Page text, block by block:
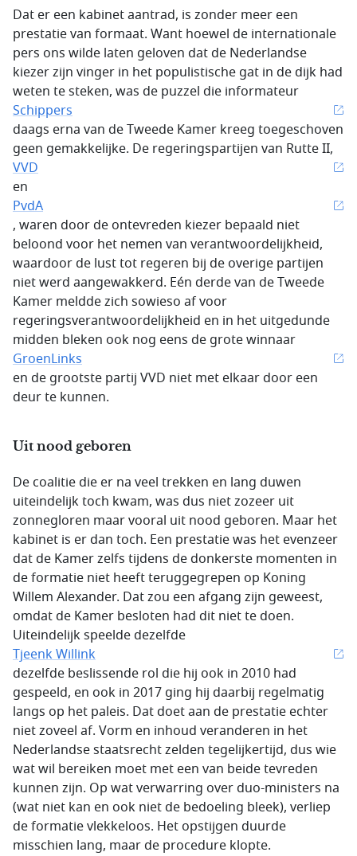
Dat er een kabinet aantrad, is zonder meer een
prestatie van formaat. Want hoewel de internationale
pers ons wilde laten geloven dat de Nederlandse
kiezer zijn vinger in het populistische gat in de dijk had
weten te steken, was de puzzel die informateur
Schippers
daags erna van de Tweede Kamer kreeg toegeschoven
geen gemakkelijke. De regeringspartijen van Rutte II,
VVD
en
PvdA
, waren door de ontevreden kiezer bepaald niet
beloond voor het nemen van verantwoordelijkheid,
waardoor de lust tot regeren bij de overige partijen
niet werd aangewakkerd. Eén derde van de Tweede
Kamer meldde zich sowieso af voor
regeringsverantwoordelijkheid en in het uitgedunde
midden bleken ook nog eens de grote winnaar
GroenLinks
en de grootste partij VVD niet met elkaar door een
deur te kunnen.
Uit nood geboren
De coalitie die er na veel trekken en lang duwen
uiteindelijk toch kwam, was dus niet zozeer uit
zonnegloren maar vooral uit nood geboren. Maar het
kabinet is er dan toch. Een prestatie was het evenzeer
dat de Kamer zelfs tijdens de donkerste momenten in
de formatie niet heeft teruggegrepen op Koning
Willem Alexander. Dat zou een afgang zijn geweest,
omdat de Kamer besloten had dit niet te doen.
Uiteindelijk speelde dezelfde
Tjeenk Willink
dezelfde beslissende rol die hij ook in 2010 had
gespeeld, en ook in 2017 ging hij daarbij regelmatig
langs op het paleis. Dat doet aan de prestatie echter
niet zoveel af. Vorm en inhoud veranderen in het
Nederlandse staatsrecht zelden tegelijkertijd, dus wie
wat wil bereiken moet met een van beide tevreden
kunnen zijn. Op wat verwarring over duo-ministers na
(wat niet kan en ook niet de bedoeling bleek), verliep
de formatie vlekkeloos. Het opstijgen duurde
misschien lang, maar de procedure klopte.